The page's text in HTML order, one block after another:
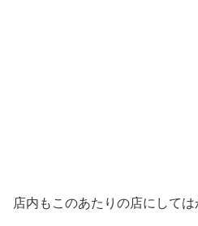
店内もこのあたりの店にして